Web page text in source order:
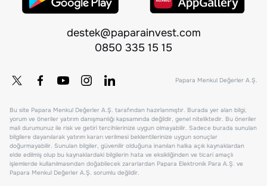
destek@paparainvest.com
0850 335 15 15
Papara Menkul Değerler A.Ş.
Bu site Papara Menkul Değerler A.Ş. tarafından hazırlanmıştır. Burada yer alan bilgi,
yorum ve öneriler yatırım danışmanlığı kapsamında değildir, genel niteliktedir. Bu öneriler
mali durumunuz ile risk ve getiri tercihlerinize uygun olmayabilir. Sadece burada sunulan
bilgilere dayanılarak yatırım kararı verilmesi beklentilerinize uygun sonuçlar
doğurmayabilir. Sunulan bilgiler, güvenilir olduğuna inanılan halka açık kaynaklardan
elde edilmiş olup bu kaynaklardaki bilgilerin hata ve eksikliğinden ve ticari amaçlı
işlemlerde kullanılmasından doğabilecek zararlardan Papara Elektronik Para A.Ş. ve
Papara Menkul Değerler A.Ş. sorumlu değildir.